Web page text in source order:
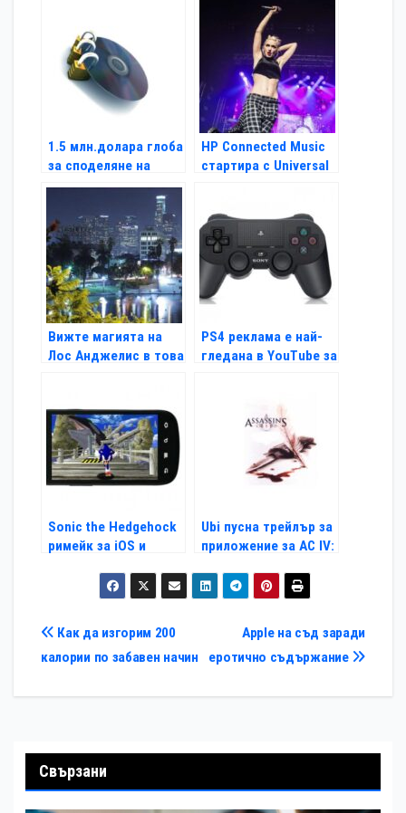
1.5 млн.долара глоба
за споделяне на
торенти
HP Connected Music
стартира с Universal
Вижте магията на
Лос Анджелис в това
PS4 реклама е най-
гледана в YouTube за
Sonic the Hedgehock
римейк за iOS и
Ubi пусна трейлър за
приложение за AC IV:
Навигация
Apple на съд заради
еротично съдържание
Как да изгорим 200
калории по забавен начин
Свързани